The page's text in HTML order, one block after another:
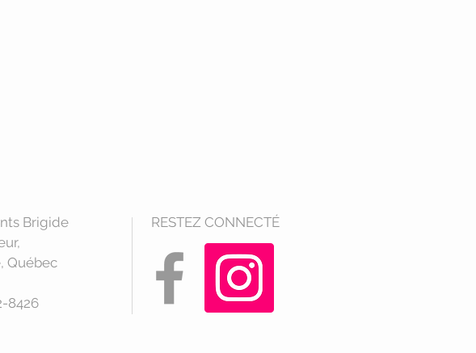
Brigide
Québec
8426
RESTEZ CONNECTÉ